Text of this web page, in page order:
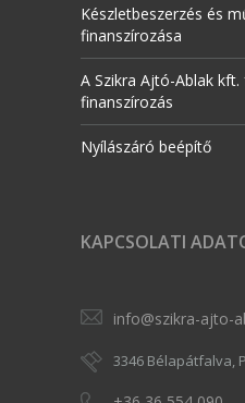
Készletbeszerzés és
finanszírozása
A Szikra Ajtó-Ablak
finanszírozás
Nyílászáró beépítő
KAPCSOLATI
info@szikra-ajto-
3346 Bélapátfalva,